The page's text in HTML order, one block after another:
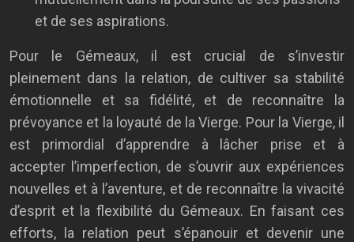
et de ses aspirations.
Pour le Gémeaux, il est crucial de s’investir
pleinement dans la relation, de cultiver sa stabilité
émotionnelle et sa fidélité, et de reconnaître la
prévoyance et la loyauté de la Vierge. Pour la Vierge, il
est primordial d’apprendre à lâcher prise et à
accepter l’imperfection, de s’ouvrir aux expériences
nouvelles et à l’aventure, et de reconnaître la vivacité
d’esprit et la flexibilité du Gémeaux. En faisant ces
efforts, la relation peut s’épanouir et devenir une